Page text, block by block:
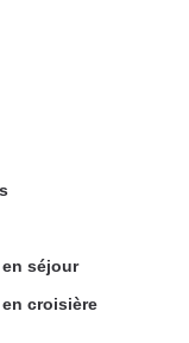
séjour
croisière